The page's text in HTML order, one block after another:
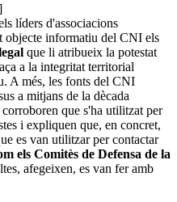
líders d'associacions
objecte informatiu del CNI els
que li atribueix la potestat
a la integritat territorial
A més, les fonts del CNI
a mitjans de la dècada
que s'ha utilitzat per
i expliquen que, en concret,
es van utilitzar per contactar
els Comitès de Defensa de la
afegeixen, es van fer amb